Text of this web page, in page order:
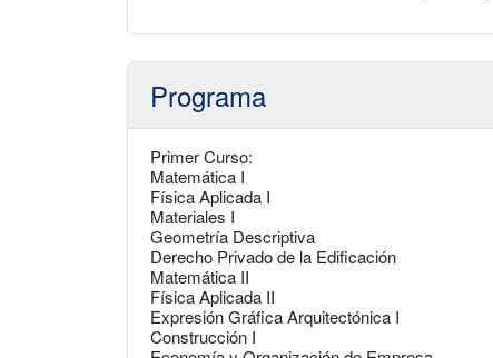
Programa
Primer Curso:
Matemática I
Física Aplicada I
Materiales I
Geometría Descriptiva
Derecho Privado de la Edificación
Matemática II
Física Aplicada II
Expresión Gráfica Arquitectónica I
Construcción I